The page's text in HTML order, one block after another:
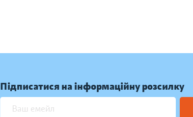
Підписатися на інформаційну розсилку